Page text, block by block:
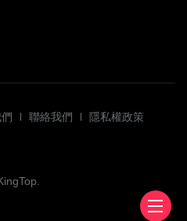
聯絡我們
隱私權政策